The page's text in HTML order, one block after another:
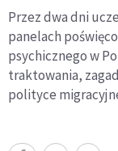
Przez dwa dni
panelach
psychicznego w
traktowania,
polityce